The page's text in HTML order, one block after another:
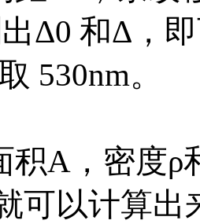
Δ0 和Δ，
530nm。
积A，密度ρ
可以计算出